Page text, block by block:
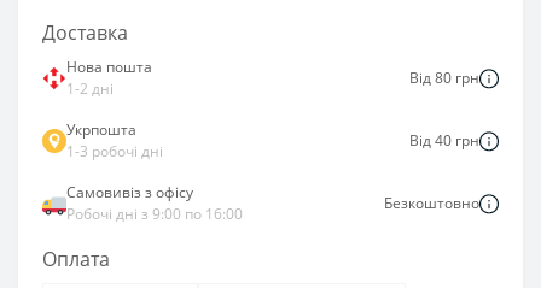
Доставка
Нова пошта
1-2 дні
Від 80 грн
Укрпошта
1-3 робочі дні
Від 40 грн
Самовивіз з офісу
Робочі дні з 9:00 по 16:00
Безкоштовно
Оплата